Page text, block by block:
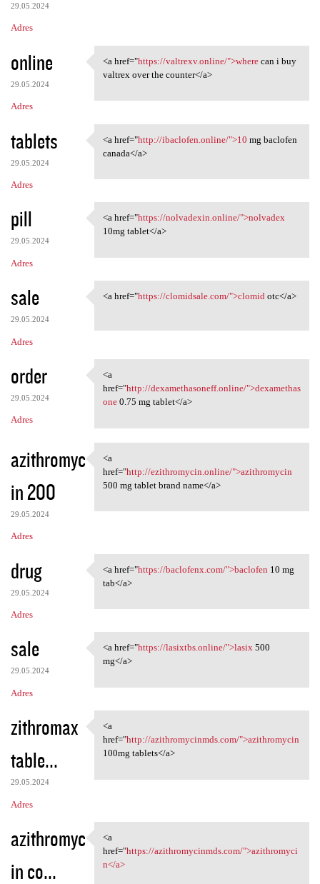
29.05.2024
Adres
online
29.05.2024
Adres
<a href="https://valtrexv
<a href="https://valtrexv.online/">wherecan i buy
valtrex over the counter</a>
tablets
29.05.2024
Adres
<a href="http://ibaclofen
<a href="http://ibaclofen.online/">10 mg baclofen
canada</a>
pill
29.05.2024
Adres
<a href="https://nolvadexin
<a href="https://nolvadexin.online/">nolvadex
10mg tablet</a>
sale
29.05.2024
Adres
<a href="https://clomidsale
<a href="https://clomidsale.com/">clomidotc</a>
order
29.05.2024
Adres
<a href="http:/
<a
href="http://dexamethasoneff.online/">dexamethas
one0.75 mg tablet</a>
azithromyc
in 200
29.05.2024
Adres
<a href="http://ezithromycin
<a
href="http://ezithromycin.online/">azithromycin
500 mg tablet brand name</a>
drug
29.05.2024
Adres
<a href="https://baclofenx
<a href="https://baclofenx.com/">baclofen 10 mg
tab</a>
sale
29.05.2024
Adres
<a href="https://lasixtbs
<a href="https://lasixtbs.online/">lasix500
mg</a>
zithromax
table...
29.05.2024
Adres
<a href="http:/
<a
href="http://azithromycinmds.com/">azithromycin
100mg tablets</a>
azithromyc
in co...
<a href="https:/
<a
href="https://azithromycinmds.com/">azithromyci
n</a>